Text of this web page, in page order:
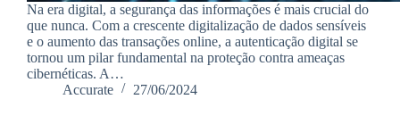
Na era digital, a segurança das informações é mais crucial do
que nunca. Com a crescente digitalização de dados sensíveis
e o aumento das transações online, a autenticação digital se
tornou um pilar fundamental na proteção contra ameaças
cibernéticas. A…
Accurate
27/06/2024